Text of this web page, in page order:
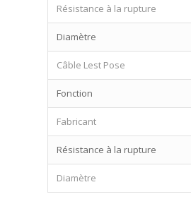
Résistance à la rupture
Diamètre
Câble Lest Pose
Fonction
Fabricant
Résistance à la rupture
Diamètre